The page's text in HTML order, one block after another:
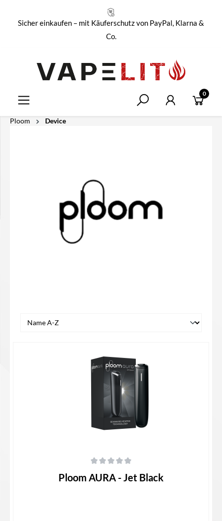
Sicher einkaufen – mit Käuferschutz von PayPal, Klarna &
Co.
0
Ploom Device
Ploom AURA - Jet Black